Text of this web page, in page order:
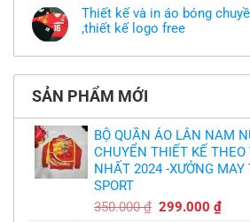
mẫu
thì
làm
khoác
theo
yêu
tại
TPHCM
bình
luận
ở
MU
thảm:
Hag
lại
cầu
thủ,
thừa
nhận
thật
chát
Thiết kế và in áo bóng
,thiết kế logo free
có
luận
Thiết
và
in
áo
bóng
chuyền
theo
yêu
,thiết
SẢN PHẨM MỚI
BỘ QUẦN ÁO LÂN NAM
CHUYỂN THIẾT KẾ THEO
NHẤT 2024 -XƯỞNG
SPORT
350.000₫ Giá
299.000₫Giá